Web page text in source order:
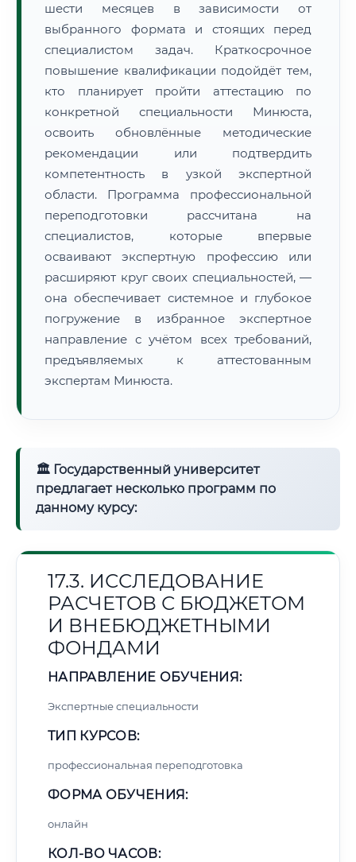
шести месяцев в зависимости от
выбранного формата и стоящих перед
специалистом задач. Краткосрочное
повышение квалификации подойдёт тем,
кто планирует пройти аттестацию по
конкретной специальности Минюста,
освоить обновлённые методические
рекомендации или подтвердить
компетентность в узкой экспертной
области. Программа профессиональной
переподготовки рассчитана на
специалистов, которые впервые
осваивают экспертную профессию или
расширяют круг своих специальностей, —
она обеспечивает системное и глубокое
погружение в избранное экспертное
направление с учётом всех требований,
предъявляемых к аттестованным
экспертам Минюста.
🏛 Государственный университет
предлагает несколько программ по
данному курсу:
17.3. ИССЛЕДОВАНИЕ
РАСЧЕТОВ С БЮДЖЕТОМ
И ВНЕБЮДЖЕТНЫМИ
ФОНДАМИ
НАПРАВЛЕНИЕ ОБУЧЕНИЯ:
Экспертные специальности
ТИП КУРСОВ:
профессиональная переподготовка
ФОРМА ОБУЧЕНИЯ:
онлайн
КОЛ-ВО ЧАСОВ: